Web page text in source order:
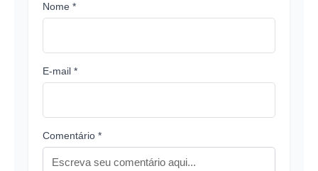
Nome *
E-mail *
Comentário *